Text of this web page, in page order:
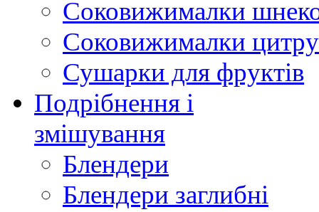
Соковижималки
Соковижималки
Сушарки для фруктів
Подрібнення і
змішування
Блендери
Блендери заглибні